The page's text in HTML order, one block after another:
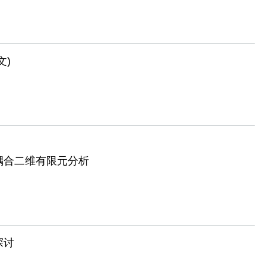
)
二维有限元分析
讨